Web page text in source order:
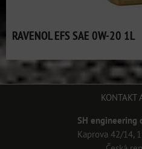
RAVENOL EFS SAE 0W-20 1L
KONTAKT
SH engineering
Kaprova 42/14,